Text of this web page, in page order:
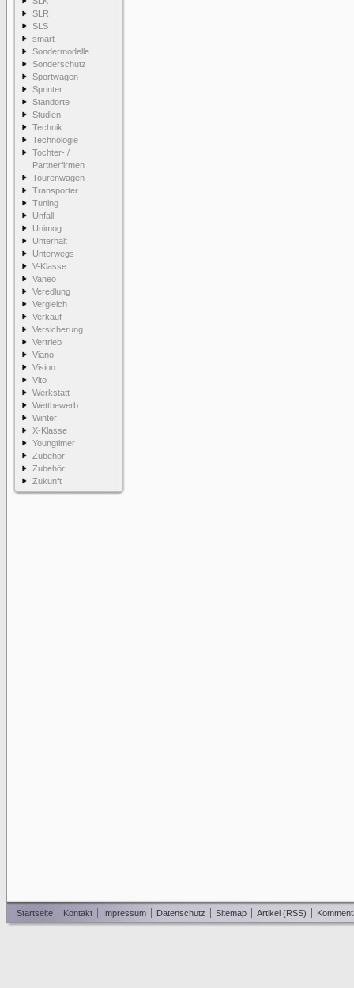
SLR
SLS
smart
Sondermodelle
Sonderschutz
Sportwagen
Sprinter
Standorte
Studien
Technik
Technologie
Tochter- /
Partnerfirmen
Tourenwagen
Transporter
Tuning
Unfall
Unimog
Unterhalt
Unterwegs
V-Klasse
Vaneo
Veredlung
Vergleich
Verkauf
Versicherung
Vertrieb
Viano
Vision
Vito
Werkstatt
Wettbewerb
Winter
X-Klasse
Youngtimer
Zubehör
Zubehör
Zukunft
Startseite Kontakt Impressum Datenschutz Sitemap Artikel (RSS)